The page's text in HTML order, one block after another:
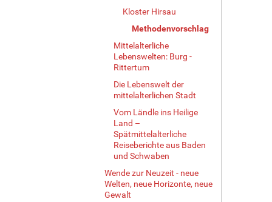
Kloster Hirsau
Methodenvorschlag
Mittelalterliche
Lebenswelten: Burg -
Rittertum
Die Lebenswelt der
mittelalterlichen Stadt
Vom Ländle ins Heilige
Land –
Spätmittelalterliche
Reiseberichte aus Baden
und Schwaben
Wende zur Neuzeit - neue
Welten, neue Horizonte, neue
Gewalt